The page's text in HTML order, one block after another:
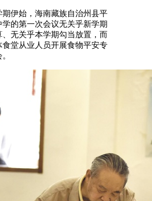
始，海南藏族自治州县平
学的第一次会议无关乎新学期
、无关乎本学期勾当放置，而
食堂从业人员开展食物平安专